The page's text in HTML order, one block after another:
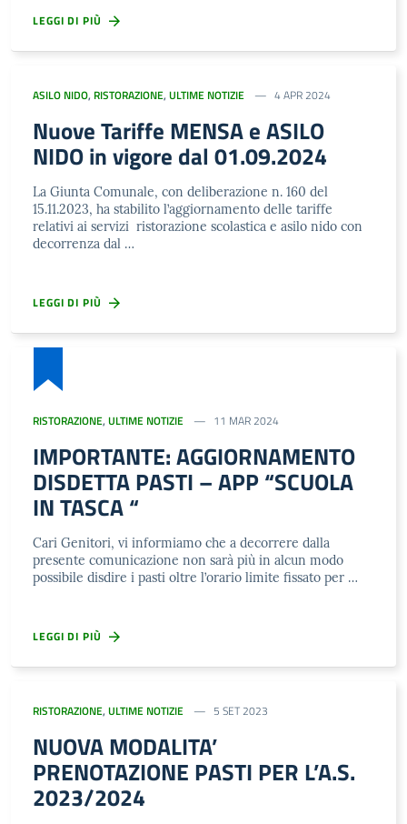
LEGGI DI PIÙ
ASILO NIDO, RISTORAZIONE, ULTIME NOTIZIE 4 APR 2024
Nuove Tariffe MENSA e ASILO
NIDO in vigore dal 01.09.2024
La Giunta Comunale, con deliberazione n. 160 del
15.11.2023, ha stabilito l’aggiornamento delle tariffe
relativi ai servizi ristorazione scolastica e asilo nido con
decorrenza dal …
LEGGI DI PIÙ
RISTORAZIONE, ULTIME NOTIZIE 11 MAR 2024
IMPORTANTE: AGGIORNAMENTO
DISDETTA PASTI – APP “SCUOLA
IN TASCA “
Cari Genitori, vi informiamo che a decorrere dalla
presente comunicazione non sarà più in alcun modo
possibile disdire i pasti oltre l’orario limite fissato per …
LEGGI DI PIÙ
RISTORAZIONE, ULTIME NOTIZIE 5 SET 2023
NUOVA MODALITA’
PRENOTAZIONE PASTI PER L’A.S.
2023/2024